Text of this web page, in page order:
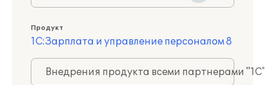
Продукт
1С:Зарплата и управление персоналом 8
Внедрения продукта всеми партнерами